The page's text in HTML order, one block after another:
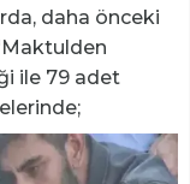
daha önceki
ile 79 adet